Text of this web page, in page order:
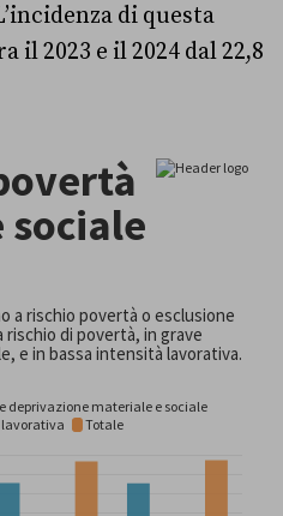
di questa
il 2023 e il 2024 dal 22,8